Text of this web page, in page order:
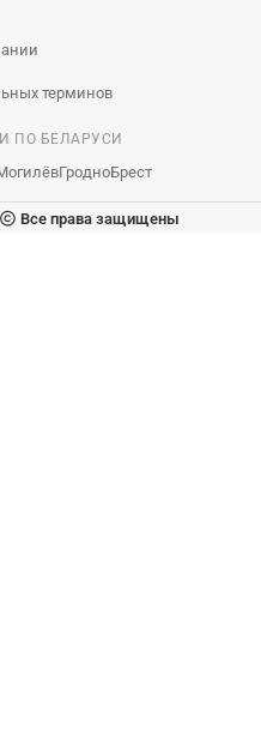
терминов
ПО БЕЛАРУСИ
ГродноБрест
Все права защищены